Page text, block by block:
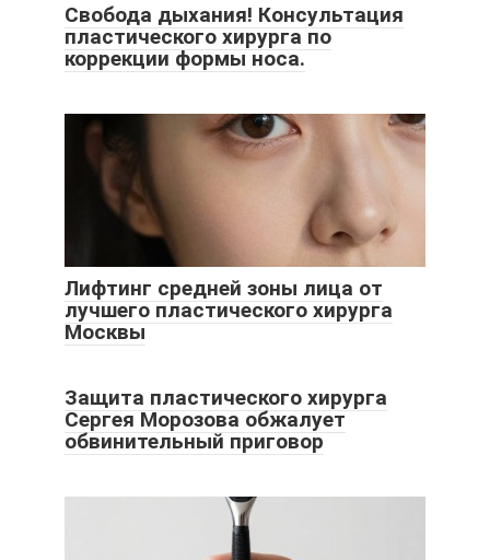
Свобода дыхания! Консультация
пластического хирурга по
коррекции формы носа.
Лифтинг средней зоны лица от
лучшего пластического хирурга
Москвы
Защита пластического хирурга
Сергея Морозова обжалует
обвинительный приговор